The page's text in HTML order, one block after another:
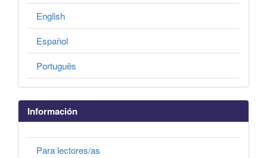
English
Español
Português
Información
Para lectores/as